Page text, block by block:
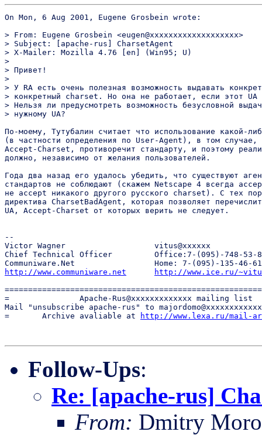
On Mon, 6 Aug 2001, Eugene Grosbein wrote:
> From: Eugene Grosbein <eugen@xxxxxxxxxxxxxxxxxxx>
> Subject: [apache-rus] CharsetAgent
> X-Mailer: Mozilla 4.76 [en] (Win95; U)
>
> Привет!
>
> У RA есть очень полезная возможность выдавать
> конкретный charset. Но она не работает, если этот
> Нельзя ли предусмотреть возможность безусловной
> нужному UA?
По-моему, Тутубалин считает что использование какой-
(в частности определения по User-Agent), в том случае,
Accept-Charset, противоречит стандарту, и поэтому
должно, независимо от желания пользователей.
Года два назад его удалось убедить, что существуют
стандартов не соблюдают (скажем Netscape 4 всегда
не accept никакого другого русского charset). С тех пор
директива CharsetBadAgent, которая позволяет
UA, Accept-Charset от которых верить не следует.
--
Victor Wagner			vitus@xxxxxx
Chief Technical Officer		Office:7-(095)-748-53-88
http://www.communiware.net
http://www.ice.ru/
=               Apache-Rus@xxxxxxxxxxxxx
Mail "unsubscribe apache-rus" to
=       Archive avaliable at
http://www.lexa.ru/mail-
Follow-Ups:
Re: [apache-rus]
From: Dmitry